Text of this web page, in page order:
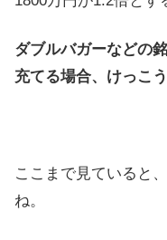
ダブルバガーなどの
充てる場合、けっこ
ここまで見ていると
ね。